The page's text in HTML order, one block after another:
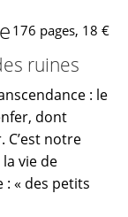
176 pages, 18 €
ruines
: le
dont
C’est notre
vie de
: « des petits